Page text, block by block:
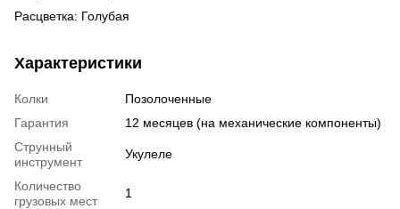
Расцветка: Голубая
Характеристики
Колки
Позолоченные
Гарантия
12 месяцев (на механические компоненты)
Струнный
инструмент
Укулеле
Количество
грузовых мест
1